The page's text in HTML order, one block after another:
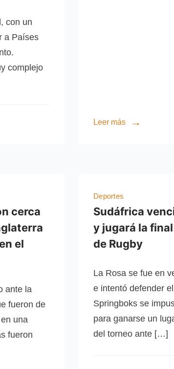
con un
a Países
complejo
Leer más
cerca
el
ante la
fueron de
una
fueron
Deportes
Sudáfrica
y jugará la
de Rugby
La Rosa se fue en
e intentó defender
Springboks se
para ganarse un
del torneo ante […]